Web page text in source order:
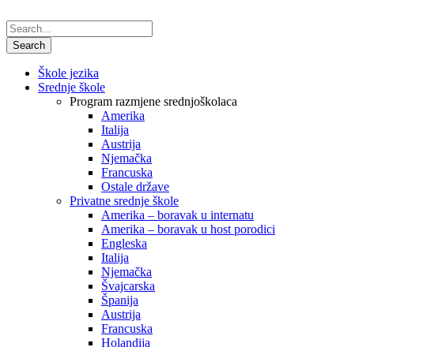
Škole jezika
Srednje škole
Program razmjene srednjoškolaca
Amerika
Italija
Austrija
Njemačka
Francuska
Ostale države
Privatne srednje škole
Amerika – boravak u internatu
Amerika – boravak u host porodici
Engleska
Italija
Njemačka
Švajcarska
Španija
Austrija
Francuska
Holandija